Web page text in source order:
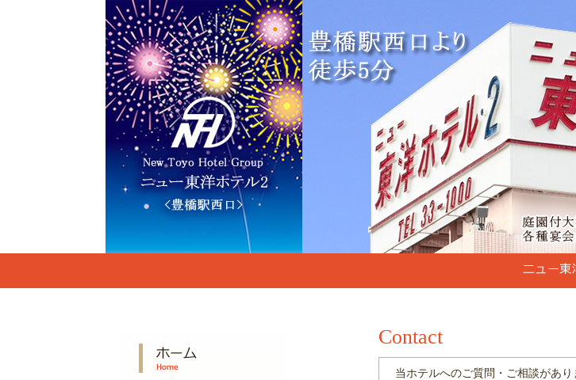
Contact
当ホテルへのご質問・ご相談があ